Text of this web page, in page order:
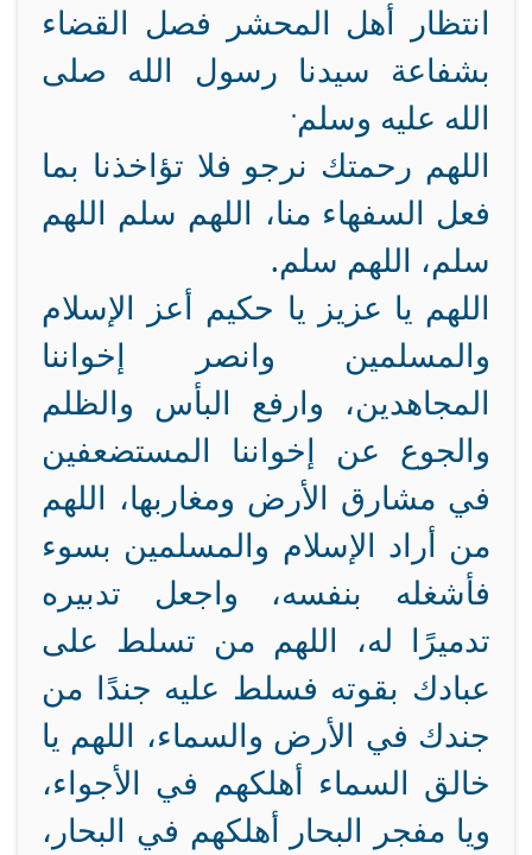
انتظار أهل المحشر فصل القضاء
بشفاعة سيدنا رسول الله صلى
الله عليه وسلم.
اللهم رحمتك نرجو فلا تؤاخذنا بما
فعل السفهاء منا، اللهم سلم اللهم
سلم، اللهم سلم.
اللهم يا عزيز يا حكيم أعز الإسلام
والمسلمين وانصر إخواننا
المجاهدين، وارفع البأس والظلم
والجوع عن إخواننا المستضعفين
في مشارق الأرض ومغاربها، اللهم
من أراد الإسلام والمسلمين بسوء
فأشغله بنفسه، واجعل تدبيره
تدميرًا له، اللهم من تسلط على
عبادك بقوته فسلط عليه جندًا من
جندك في الأرض والسماء، اللهم يا
خالق السماء أهلكهم في الأجواء،
ويا مفجر البحار أهلكهم في البحار،